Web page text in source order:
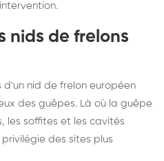
nids de frelons
nid de frelon européen
des guêpes. Là où la guêpe
les soffites et les cavités
des sites plus